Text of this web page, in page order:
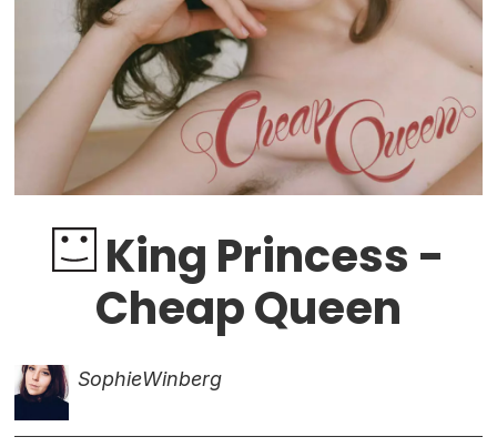
King Princess -
Cheap Queen
SophieWinberg